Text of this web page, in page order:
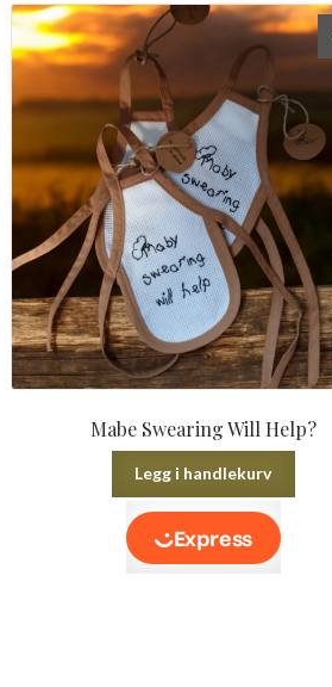
Mabe Swearing Will Help?
Legg i handlekurv